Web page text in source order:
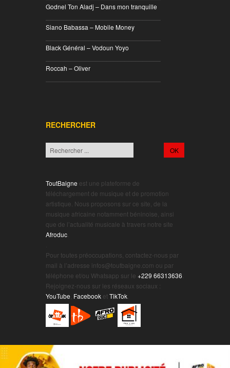
Godnel Ton Aladj – Dans mon tranquille
Siano Babassa – Mobile Money
Black Général – Vodoun Yoyo
Roccah – Oliver
RECHERCHER
ToutBaigne est une plateforme de
téléchargement de musique et de promotion
artistique. Nous proposons sur ce site, de la
musique africaine notamment béninoise, ainsi
que de l’actualité musicale à travers notre site
Afroduc
Pour toutes préoccupations, contactez-nous par
mail à l’adresse infos@toutbaigne.com ou par
téléphone et/ou Whatsapp sur le +229 66313636
Rejoignez-nous sur les réseaux sociaux :
YouTube Facebook etTikTok